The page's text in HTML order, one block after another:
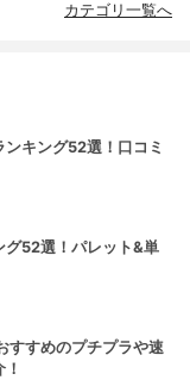
カテゴリ一覧へ
キング52選！口コミ
グ52選！パレット&単
すすめのプチプラや速